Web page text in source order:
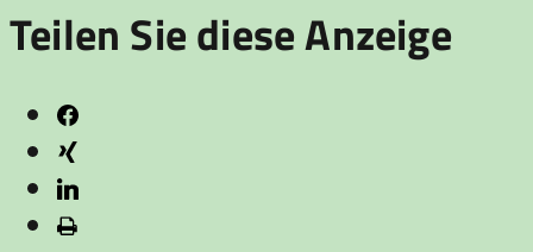
Teilen Sie diese Anzeige